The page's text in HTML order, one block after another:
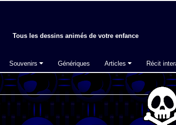
Tous les dessins animés de votre enfance
Souvenirs Génériques Articles Récit